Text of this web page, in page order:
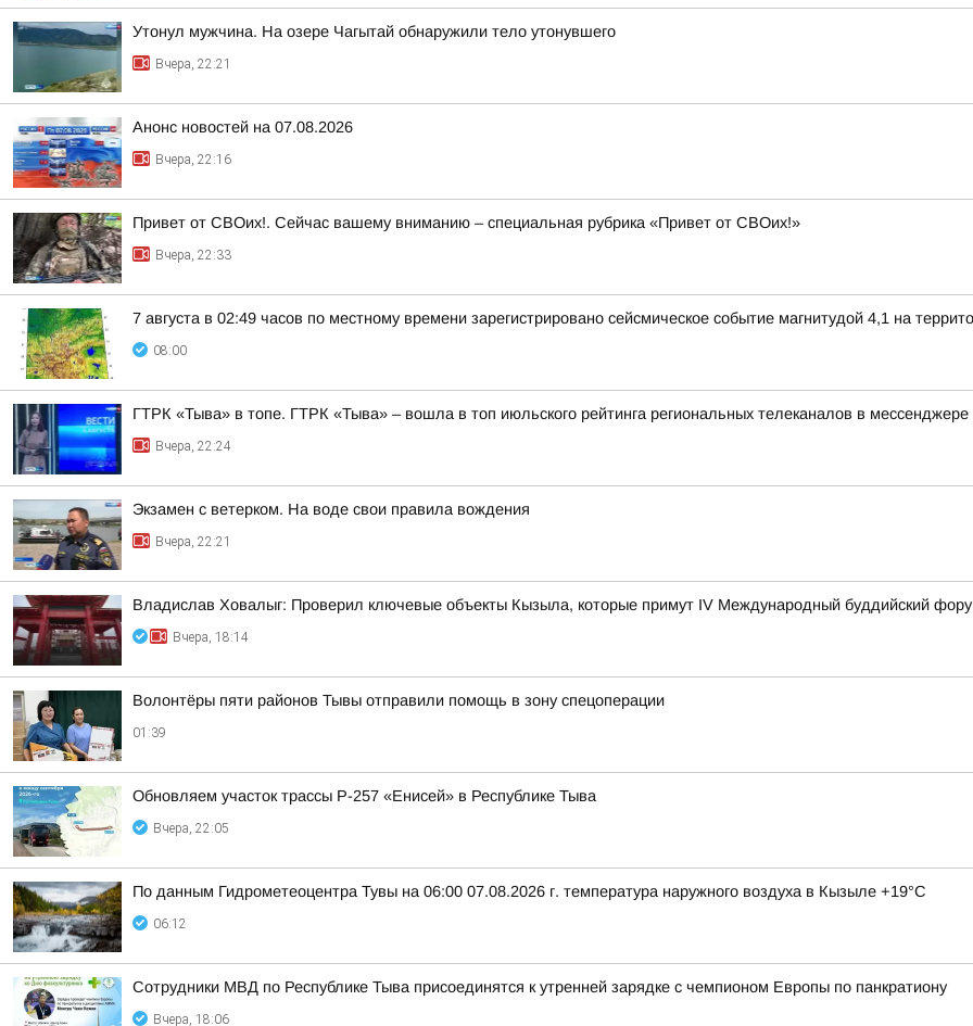
Утонул мужчина. На озере Чагытай обнаружили тело утонувшего
Вчера, 22:21
Анонс новостей на 07.08.2026
Вчера, 22:16
Привет от СВОих!. Сейчас вашему вниманию – специальная рубрика «Привет от СВОих!»
Вчера, 22:33
7 августа в 02:49 часов по местному времени зарегистрировано сейсмическое событие магнитудой 4,1 на
08:00
ГТРК «Тыва» в топе. ГТРК «Тыва» – вошла в топ июльского рейтинга региональных телеканалов в мессенджере
Вчера, 22:24
Экзамен с ветерком. На воде свои правила вождения
Вчера, 22:21
Владислав Ховалыг: Проверил ключевые объекты Кызыла, которые примут IV Международный буддийский
Вчера, 18:14
Волонтёры пяти районов Тывы отправили помощь в зону спецоперации
01:39
Обновляем участок трассы Р-257 «Енисей» в Республике Тыва
Вчера, 22:05
По данным Гидрометеоцентра Тувы на 06:00 07.08.2026 г. температура наружного воздуха в Кызыле +19°С
06:12
Сотрудники МВД по Республике Тыва присоединятся к утренней зарядке с чемпионом Европы по панкратиону
Вчера, 18:06